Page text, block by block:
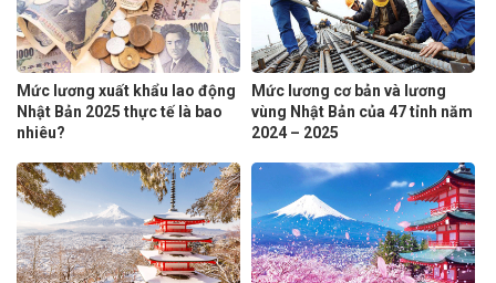
Mức lương xuất khẩu lao động
Nhật Bản 2025 thực tế là bao
nhiêu?
Mức lương cơ bản và lương
vùng Nhật Bản của 47 tỉnh năm
2024 – 2025